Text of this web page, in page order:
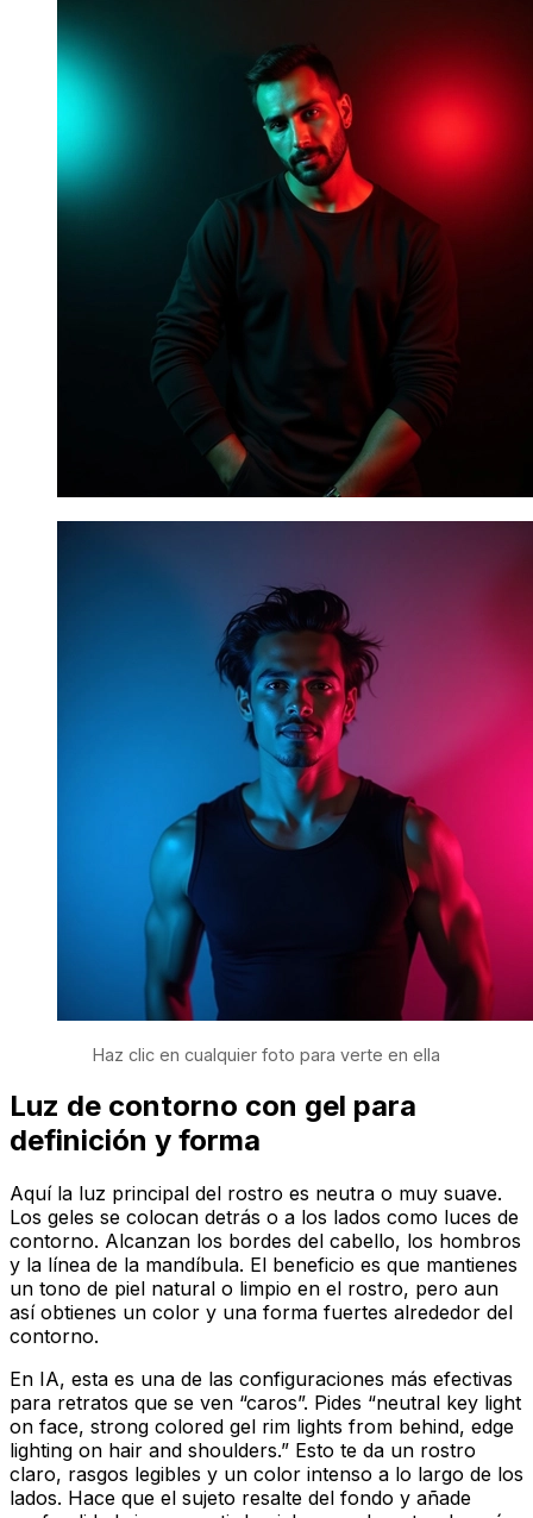
Haz clic en cualquier foto para verte en ella
Luz de contorno con gel para
definición y forma
Aquí la luz principal del rostro es neutra o muy suave.
Los geles se colocan detrás o a los lados como luces de
contorno. Alcanzan los bordes del cabello, los hombros
y la línea de la mandíbula. El beneficio es que mantienes
un tono de piel natural o limpio en el rostro, pero aun
así obtienes un color y una forma fuertes alrededor del
contorno.
En IA, esta es una de las configuraciones más efectivas
para retratos que se ven “caros”. Pides “neutral key light
on face, strong colored gel rim lights from behind, edge
lighting on hair and shoulders.” Esto te da un rostro
claro, rasgos legibles y un color intenso a lo largo de los
lados. Hace que el sujeto resalte del fondo y añade